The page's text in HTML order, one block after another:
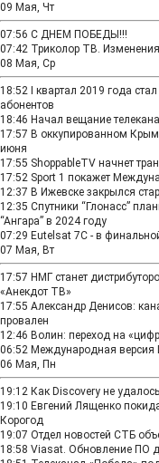
09 Мая, Чт
07:56 С ДНЕМ ПОБЕДЫ!!!
07:42 Триколор ТВ.
08 Мая, Ср
18:52
I квартал 2019 года
абонентов
18:46 Начал вещание
17:57 В оккупированном
июня
17:55 ShoppableTV начнет
17:52 Sport 1 покажет
12:37 В Ижевске закрылся
12:35 Спутники “Глонасс”
“Ангара” в 2024 году
07:29 Eutelsat 7C - в
07 Мая, Вт
17:57 НМГ станет
«Анекдот ТВ»
17:55 Александр Денисов:
провален
12:46 Волин: переход на
06:52 Международная версия
06 Мая, Пн
19:12 Как Discovery не
19:10 Евгений Лященко
Корогод
19:07 Отдел новостей СТБ
18:58 Viasat. Обновление ПО